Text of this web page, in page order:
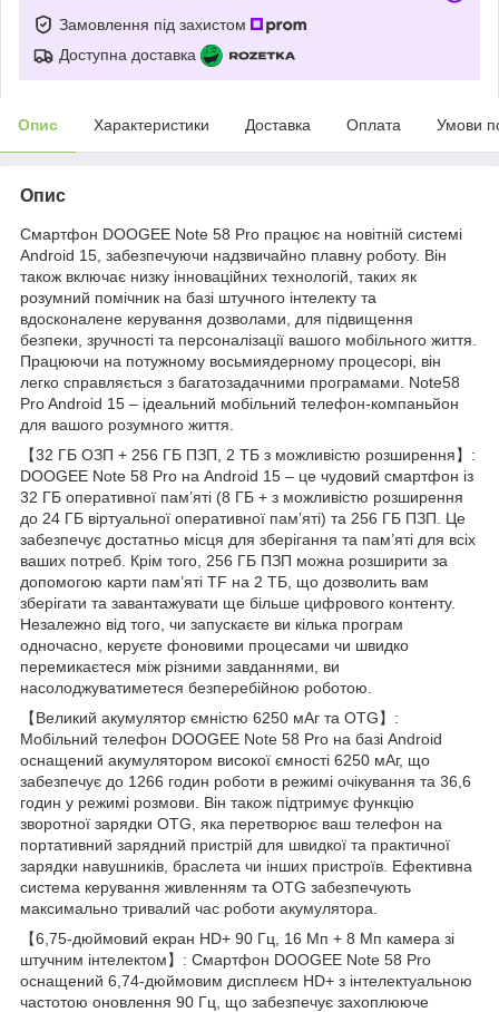
Замовлення під захистом
Доступна доставка
Опис Характеристики Доставка Оплата Умови
Опис
Смартфон DOOGEE Note 58 Pro працює на новітній системі
Android 15, забезпечуючи надзвичайно плавну роботу. Він
також включає низку інноваційних технологій, таких як
розумний помічник на базі штучного інтелекту та
вдосконалене керування дозволами, для підвищення
безпеки, зручності та персоналізації вашого мобільного життя.
Працюючи на потужному восьмиядерному процесорі, він
легко справляється з багатозадачними програмами. Note58
Pro Android 15 – ідеальний мобільний телефон-компаньйон
для вашого розумного життя.
【32 ГБ ОЗП + 256 ГБ ПЗП, 2 ТБ з можливістю розширення】:
DOOGEE Note 58 Pro на Android 15 – це чудовий смартфон із
32 ГБ оперативної пам’яті (8 ГБ + з можливістю розширення
до 24 ГБ віртуальної оперативної пам’яті) та 256 ГБ ПЗП. Це
забезпечує достатньо місця для зберігання та пам’яті для всіх
ваших потреб. Крім того, 256 ГБ ПЗП можна розширити за
допомогою карти пам’яті TF на 2 ТБ, що дозволить вам
зберігати та завантажувати ще більше цифрового контенту.
Незалежно від того, чи запускаєте ви кілька програм
одночасно, керуєте фоновими процесами чи швидко
перемикаєтеся між різними завданнями, ви
насолоджуватиметеся безперебійною роботою.
【Великий акумулятор ємністю 6250 мАг та OTG】:
Мобільний телефон DOOGEE Note 58 Pro на базі Android
оснащений акумулятором високої ємності 6250 мАг, що
забезпечує до 1266 годин роботи в режимі очікування та 36,6
годин у режимі розмови. Він також підтримує функцію
зворотної зарядки OTG, яка перетворює ваш телефон на
портативний зарядний пристрій для швидкої та практичної
зарядки навушників, браслета чи інших пристроїв. Ефективна
система керування живленням та OTG забезпечують
максимально тривалий час роботи акумулятора.
【6,75-дюймовий екран HD+ 90 Гц, 16 Мп + 8 Мп камера зі
штучним інтелектом】: Смартфон DOOGEE Note 58 Pro
оснащений 6,74-дюймовим дисплеєм HD+ з інтелектуальною
частотою оновлення 90 Гц, що забезпечує захоплююче